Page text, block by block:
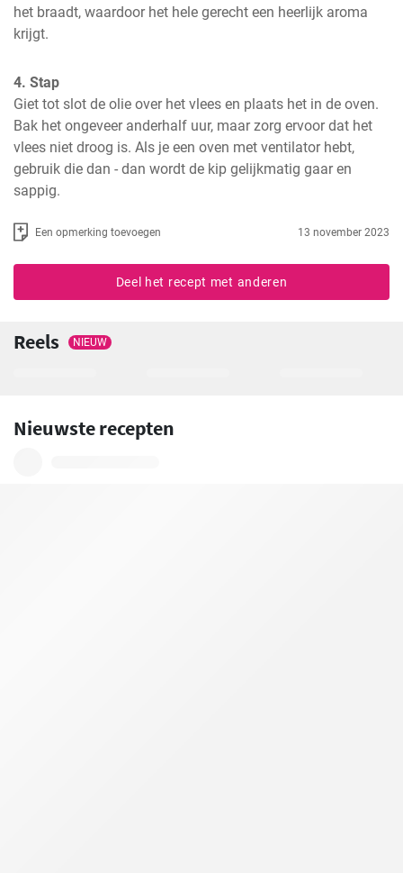
het braadt, waardoor het hele gerecht een heerlijk aroma
krijgt.
4. Stap
Giet tot slot de olie over het vlees en plaats het in de oven.
Bak het ongeveer anderhalf uur, maar zorg ervoor dat het
vlees niet droog is. Als je een oven met ventilator hebt,
gebruik die dan - dan wordt de kip gelijkmatig gaar en
sappig.
Een opmerking toevoegen 13 november 2023
Deel het recept met anderen
Reels NIEUW
Nieuwste recepten